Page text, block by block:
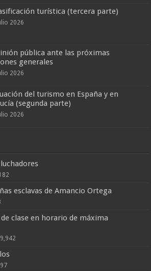
turística (tercera parte)
2026
pública ante las próximas
generales
2026
del turismo en España y en
(segunda parte)
2026
esclavas de Amancio Ortega
clase en horario de máxima